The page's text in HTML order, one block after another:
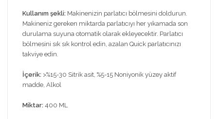
Kullanım şekli: Makinenizin parlatıcı bölmesini doldurun.
Makineniz gereken miktarda parlatıcıyı her yıkamada son
durulama suyuna otomatik olarak ekleyecektir. Parlatıcı
bölmesini sık sık kontrol edin, azalan Quick parlatıcınızı
takviye edin.
İçerik: >%15-30 Sitrik asit, %5-15 Noniyonik yüzey aktif
madde, Alkol
Miktar: 400 ML